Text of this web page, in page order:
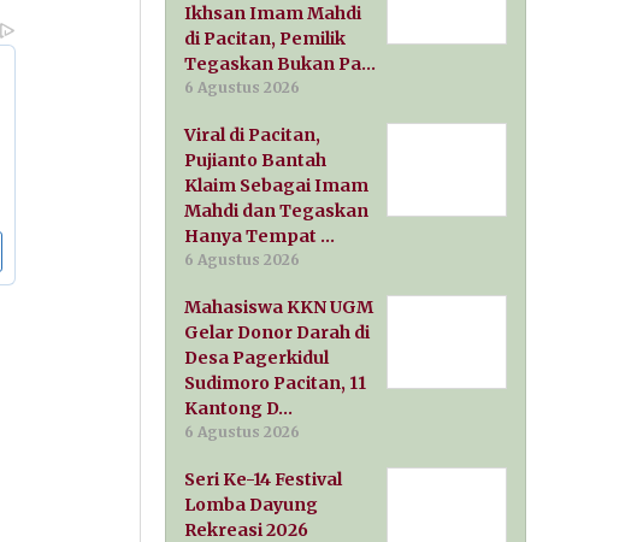
Ikhsan Imam Mahdi
di Pacitan, Pemilik
Tegaskan Bukan Pa…
6 Agustus 2026
Viral di Pacitan,
Pujianto Bantah
Klaim Sebagai Imam
Mahdi dan Tegaskan
Hanya Tempat …
6 Agustus 2026
Mahasiswa KKN UGM
Gelar Donor Darah di
Desa Pagerkidul
Sudimoro Pacitan, 11
Kantong D…
6 Agustus 2026
Seri Ke-14 Festival
Lomba Dayung
Rekreasi 2026